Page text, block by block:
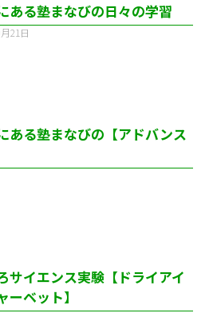
ある塾まなびの日々の学習
21日
ある塾まなびの【アドバンス
サイエンス実験【ドライアイ
ーベット】